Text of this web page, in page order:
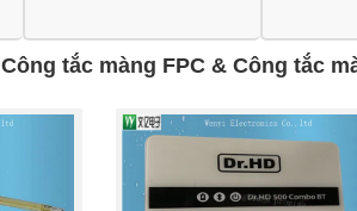
Công tắc màng FPC & Công tắc